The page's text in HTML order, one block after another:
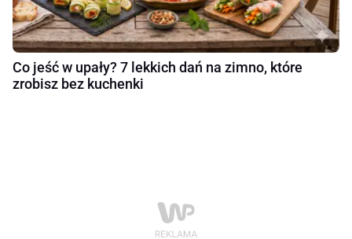
Co jeść w upały? 7 lekkich dań na zimno, które
zrobisz bez kuchenki